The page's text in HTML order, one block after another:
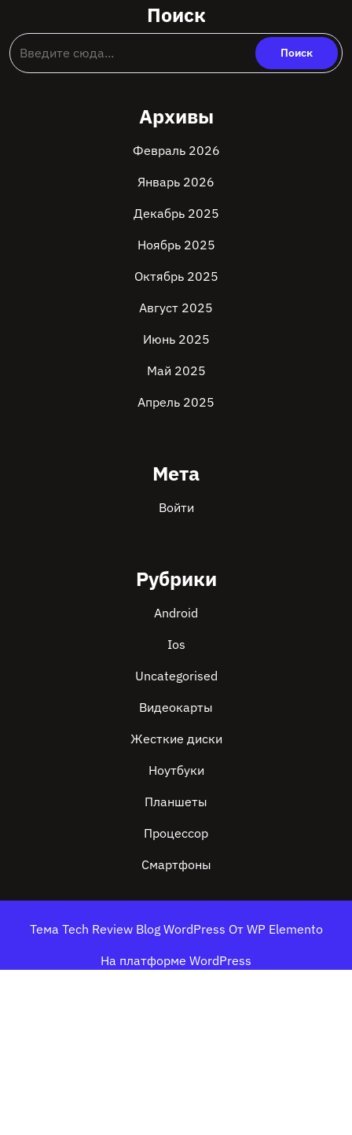
Поиск
Архивы
Февраль 2026
Январь 2026
Декабрь 2025
Ноябрь 2025
Октябрь 2025
Август 2025
Июнь 2025
Май 2025
Апрель 2025
Мета
Войти
Рубрики
Android
Ios
Uncategorised
Видеокарты
Жесткие диски
Ноутбуки
Планшеты
Процессор
Смартфоны
Тема Tech Review Blog WordPress От WP Elemento
На платформе WordPress